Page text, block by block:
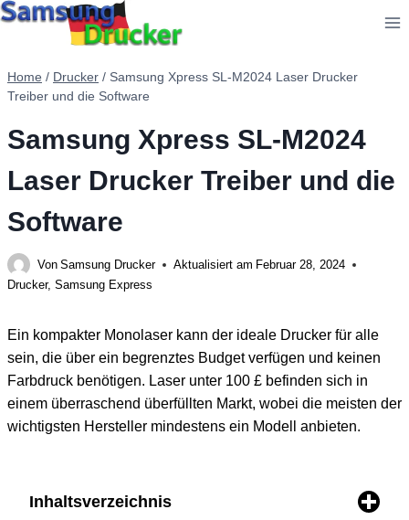
Zum
Home / Drucker / Samsung Xpress SL-M2024 Laser Drucker
Treiber und die Software
Samsung Xpress SL-M2024
Laser Drucker Treiber und die
Software
Von Samsung Drucker Aktualisiert am Februar 28, 2024
Drucker, Samsung Express
Ein kompakter Monolaser kann der ideale Drucker für alle
sein, die über ein begrenztes Budget verfügen und keinen
Farbdruck benötigen. Laser unter 100 £ befinden sich in
einem überraschend überfüllten Markt, wobei die meisten der
wichtigsten Hersteller mindestens ein Modell anbieten.
Inhaltsverzeichnis